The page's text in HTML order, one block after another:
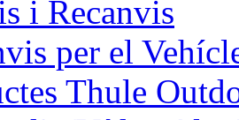
i Recanvis
per el
Thule